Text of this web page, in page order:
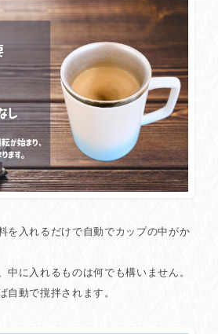
を入れるだけで自動でカップの中がか
中に入れるものは何でも構いません。
自動で撹拌されます。